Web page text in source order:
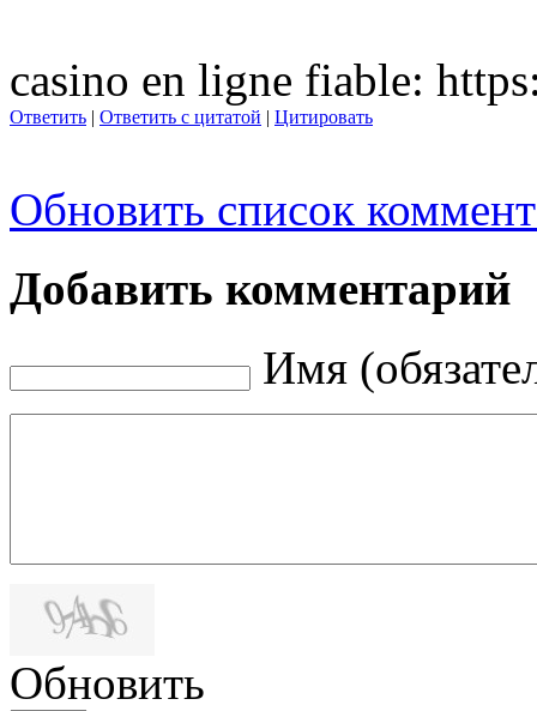
casino en ligne fiable:
Ответить | Ответить с цитатой | Цитировать
Обновить список
Добавить комментарий
Имя
Обновить